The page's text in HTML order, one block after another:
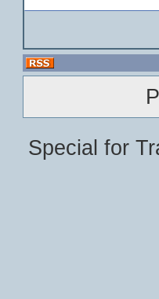
Special for